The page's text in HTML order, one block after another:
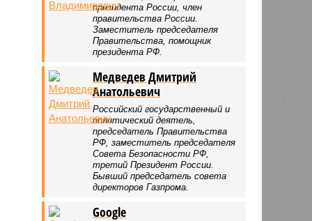
президента России, член
правительства России.
Заместитель председателя
Правительства, помощник
президента РФ.
Медведев Дмитрий
Анатольевич
Российский государственный и
политический деятель,
председатель Правительства
РФ, заместитель председателя
Совета Безопасности РФ,
третий Президент России.
Бывший председатель совета
директоров Газпрома.
Google